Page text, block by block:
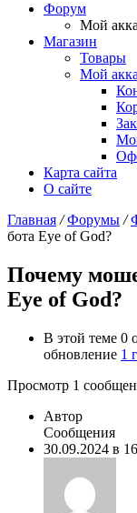
Форум
Мой
Магазин
Товары
Мой
Карта сайта
О сайте
Главная / Форумы /
бота Eye of God?
Почему
Eye of God?
В этой теме 0
обновление 1
Просмотр 1
Автор
Сообщения
30.09.2024 в